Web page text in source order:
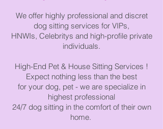
We offer highly professional and discret
dog sitting services for VIPs,
HNWIs, Celebritys and high-profile private
individuals.
High-End Pet & House Sitting Services !
Expect nothing less than the best
for your dog, pet - we are specialize in
highest professional
24/7 dog sitting in the comfort of their own
home.